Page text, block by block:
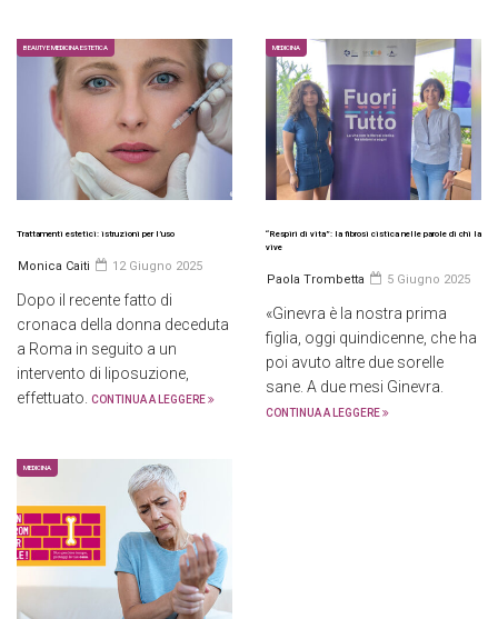
BEAUTY E MEDICINA ESTETICA
Trattamenti estetici: istruzioni per l’uso
Monica Caiti 12 Giugno 2025
Dopo il recente fatto di
cronaca della donna deceduta
a Roma in seguito a un
intervento di liposuzione,
effettuato.
CONTINUA A LEGGERE
MEDICINA
“Respiri di vita”: la fibrosi cistica nelle parole di chi la
vive
Paola Trombetta 5 Giugno 2025
«Ginevra è la nostra prima
figlia, oggi quindicenne, che ha
poi avuto altre due sorelle
sane. A due mesi Ginevra.
CONTINUA A LEGGERE
MEDICINA